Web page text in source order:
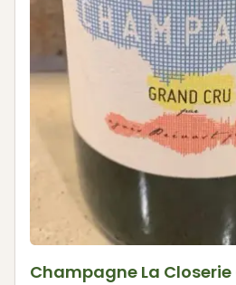
Champagne La Closerie